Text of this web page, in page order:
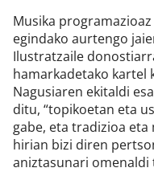
Musika
egindako aurtengo
Ilustratzaile
hamarkadetako kartel
Nagusiaren ekitaldi
ditu, “topikoetan eta
gabe, eta tradizioa
hirian bizi diren
aniztasunari omenaldi